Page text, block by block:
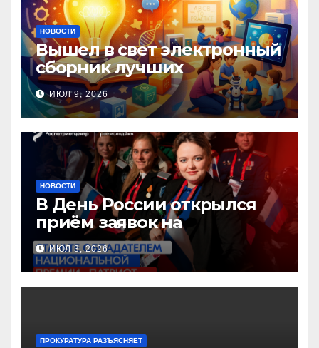
НОВОСТИ
Вышел в свет электронный
сборник лучших
инновационных практик
педагогов дошкольного
образования!
ИЮЛ 9, 2026
НОВОСТИ
В День России открылся
приём заявок на
Национальную премию
«Патриот»
ИЮЛ 3, 2026
ПРОКУРАТУРА РАЗЪЯСНЯЕТ